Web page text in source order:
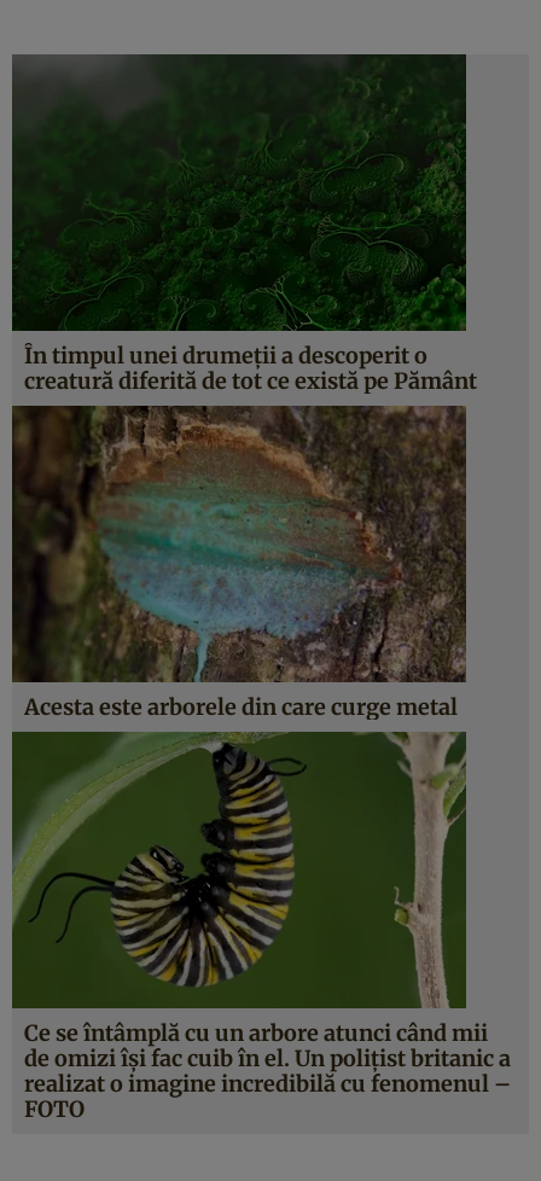
În timpul unei drumeţii a descoperit o
creatură diferită de tot ce există pe Pământ
Acesta este arborele din care curge metal
Ce se întâmplă cu un arbore atunci când mii
de omizi îşi fac cuib în el. Un poliţist britanic a
realizat o imagine incredibilă cu fenomenul –
FOTO